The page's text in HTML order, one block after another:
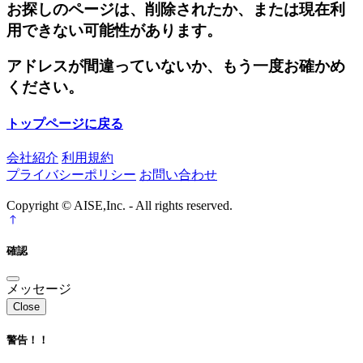
お探しのページは、削除されたか、または現在利
用できない可能性があります。
アドレスが間違っていないか、もう一度お確かめ
ください。
トップページに戻る
会社紹介 利用規約
プライバシーポリシー お問い合わせ
Copyright © AISE,Inc. - All rights reserved.
確認
メッセージ
Close
警告！！